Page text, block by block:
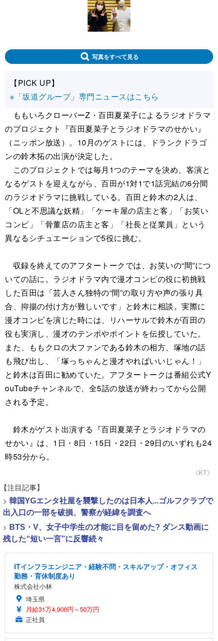
写真をすべて見る
【PICK UP】
※「坂道グループ」専門ニュースはこちら
ももいろクローバーZ・百田夏菜子によるラジオドラマ
のプロジェクト『百田夏菜子とラジオドラマのせかい』
（ニッポン放送）。10月のゲストには、ドランクドラゴ
ンの鈴木拓の出演が決定した。
このプロジェクトでは毎月1つのテーマを決め、客演と
なるゲストを迎えながら、百田が1対1で1話完結の6分間
のラジオドラマに挑戦している。百田と鈴木の2人は、
「OLと不思議な妖精」「ケーキ屋の店主と客」「お笑い
コンビ」「骨董店の店主と客」「社長と従業員」という
異なるシチュエーションで5役に挑む。
収録を終えてのアフタートークでは、お笑いの“間”につ
いての話に。ラジオドラマ内で漫才コンビの役に初挑戦
した百田は「芸人さん独特の“間”の取り方や声の張り具
合、抑揚の付け方が難しいです」と鈴木に相談。実際に
漫才コンビを演じた時には、リハーサルで鈴木が百田の
役も実演し、漫才のテンポやポイントを伝授していた。
また、ももクロの大ファンである鈴木の相方、塚地の話
も飛び出し、「塚っちゃんと漫才やればいいじゃん！」
と鈴木は百田に勧めていた。アフタートークは番組公式Y
ouTubeチャンネルで、全5話の放送が終わってから公開
される予定。
鈴木がゲスト出演する『百田夏菜子とラジオドラマの
せかい』は、1日・8日・15日・22日・29日のいずれも24
時53分から。
《KT》
【注目記事】
> 韓国YGエンタ社屋を襲撃したのは日本人...ゴルフクラブで
出入口の一部を破損、警察が経緯を調査へ
> BTS・V、女子中学生の才能に目を留めた? ダンス動画に
残した“短い一言”に反響続々
ITインフラエンジニア・経験不問・スキルアップ・オフィス
勤務・育休制度あり
株式会社小林
埼玉県
月給31万4,900円～50万円
正社員